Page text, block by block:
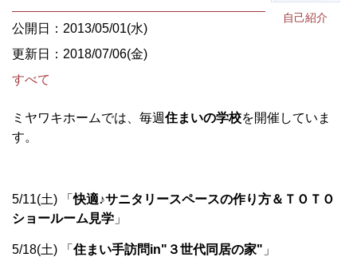
自己紹介
公開日：2013/05/01(水)
更新日：2018/07/06(金)
すべて
ミヤワキホームでは、毎週住まいの学校を開催していま
す。
5/11(土) 「快適♪サニタリースペースの作り方＆ＴＯＴＯ
ショールーム見学 」
5/18(土) 「 住まい手訪問in"３世代同居の家" 」